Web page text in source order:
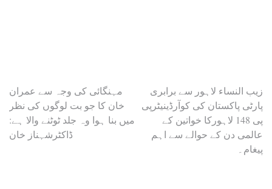
Post
navigation
مہنگائی کی وجہ سے عمران
خان کا جو بت لوگوں کی نظر
میں بنا ہوا وہ جلد ٹوٹنے والا ہے:
ڈاکٹرشہناز خان
زیب النساء لاہور سے برابری
پارٹی پاکستان کی کوآرڈینیٹرپی
پی 148 لاہورکا خواتین کے
عالمی دن کے حوالے سے اہم
پیغام۔